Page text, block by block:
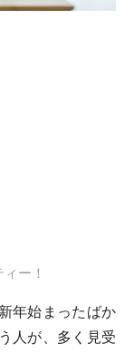
ー！
年始まったばか
人が、多く見受